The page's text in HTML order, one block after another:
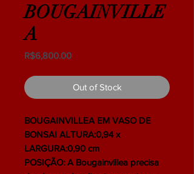
BOUGAINVILLE
A
R$6,800.00Price
Out of Stock
BOUGAINVILLEA EM VASO DE
BONSAI ALTURA:0,94 x
LARGURA:0,90 cm
POSIÇÃO: A Bougainvillea precisa